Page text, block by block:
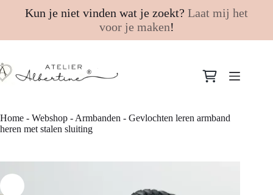
Kun je niet vinden wat je zoekt? Laat mij het
voor je maken!
naar
de
Winkelwagen
Home - Webshop - Armbanden - Gevlochten leren armband
heren met stalen sluiting